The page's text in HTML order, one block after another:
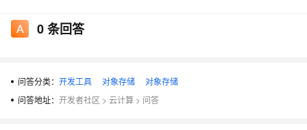
0条回答
问答分类： 开发工具 对象存储
对象存储
问答地址： 开发者社区 > 云计算 > 问答